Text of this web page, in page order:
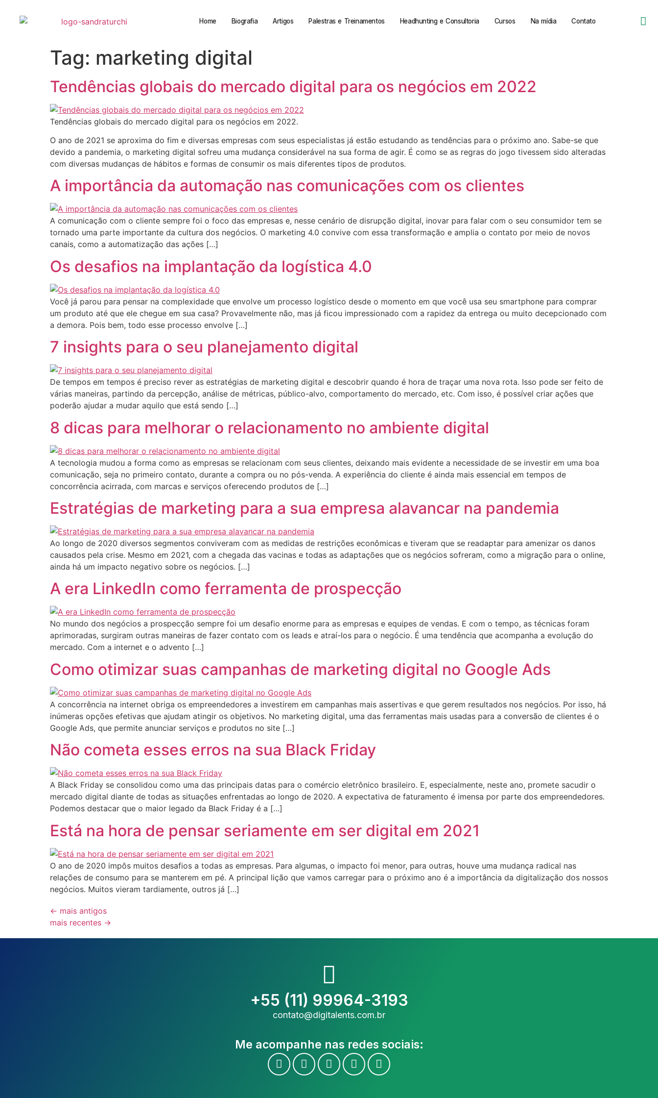
Home Biografia Artigos Palestras e Treinamentos Headhunting e Consultoria Cursos Na mídia Contato
Tag: marketing digital
Tendências globais do mercado digital para os negócios em 2022
Tendências globais do mercado digital para os negócios em 2022.
O ano de 2021 se aproxima do fim e diversas empresas com seus especialistas já estão estudando as tendências para o próximo ano. Sabe-se que
devido a pandemia, o marketing digital sofreu uma mudança considerável na sua forma de agir. É como se as regras do jogo tivessem sido alteradas
com diversas mudanças de hábitos e formas de consumir os mais diferentes tipos de produtos.
A importância da automação nas comunicações com os clientes
A comunicação com o cliente sempre foi o foco das empresas e, nesse cenário de disrupção digital, inovar para falar com o seu consumidor tem se
tornado uma parte importante da cultura dos negócios. O marketing 4.0 convive com essa transformação e amplia o contato por meio de novos
canais, como a automatização das ações […]
Os desafios na implantação da logística 4.0
Você já parou para pensar na complexidade que envolve um processo logístico desde o momento em que você usa seu smartphone para comprar
um produto até que ele chegue em sua casa? Provavelmente não, mas já ficou impressionado com a rapidez da entrega ou muito decepcionado com
a demora. Pois bem, todo esse processo envolve […]
7 insights para o seu planejamento digital
De tempos em tempos é preciso rever as estratégias de marketing digital e descobrir quando é hora de traçar uma nova rota. Isso pode ser feito de
várias maneiras, partindo da percepção, análise de métricas, público-alvo, comportamento do mercado, etc. Com isso, é possível criar ações que
poderão ajudar a mudar aquilo que está sendo […]
8 dicas para melhorar o relacionamento no ambiente digital
A tecnologia mudou a forma como as empresas se relacionam com seus clientes, deixando mais evidente a necessidade de se investir em uma boa
comunicação, seja no primeiro contato, durante a compra ou no pós-venda. A experiência do cliente é ainda mais essencial em tempos de
concorrência acirrada, com marcas e serviços oferecendo produtos de […]
Estratégias de marketing para a sua empresa alavancar na pandemia
Ao longo de 2020 diversos segmentos conviveram com as medidas de restrições econômicas e tiveram que se readaptar para amenizar os danos
causados pela crise. Mesmo em 2021, com a chegada das vacinas e todas as adaptações que os negócios sofreram, como a migração para o online,
ainda há um impacto negativo sobre os negócios. […]
A era LinkedIn como ferramenta de prospecção
No mundo dos negócios a prospecção sempre foi um desafio enorme para as empresas e equipes de vendas. E com o tempo, as técnicas foram
aprimoradas, surgiram outras maneiras de fazer contato com os leads e atraí-los para o negócio. É uma tendência que acompanha a evolução do
mercado. Com a internet e o advento […]
Como otimizar suas campanhas de marketing digital no Google Ads
A concorrência na internet obriga os empreendedores a investirem em campanhas mais assertivas e que gerem resultados nos negócios. Por isso, há
inúmeras opções efetivas que ajudam atingir os objetivos. No marketing digital, uma das ferramentas mais usadas para a conversão de clientes é o
Google Ads, que permite anunciar serviços e produtos no site […]
Não cometa esses erros na sua Black Friday
A Black Friday se consolidou como uma das principais datas para o comércio eletrônico brasileiro. E, especialmente, neste ano, promete sacudir o
mercado digital diante de todas as situações enfrentadas ao longo de 2020. A expectativa de faturamento é imensa por parte dos empreendedores.
Podemos destacar que o maior legado da Black Friday é a […]
Está na hora de pensar seriamente em ser digital em 2021
O ano de 2020 impôs muitos desafios a todas as empresas. Para algumas, o impacto foi menor, para outras, houve uma mudança radical nas
relações de consumo para se manterem em pé. A principal lição que vamos carregar para o próximo ano é a importância da digitalização dos nossos
negócios. Muitos vieram tardiamente, outros já […]
← mais antigos
mais recentes →
+55 (11) 99964-3193
contato@digitalents.com.br
Me acompanhe nas redes sociais: